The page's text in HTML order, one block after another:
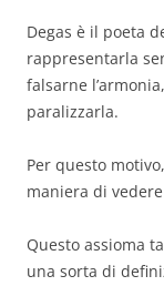
Degas è il poeta
rappresentarla
falsarne
paralizzarla.
Per questo
maniera di
Questo assioma
una sorta di